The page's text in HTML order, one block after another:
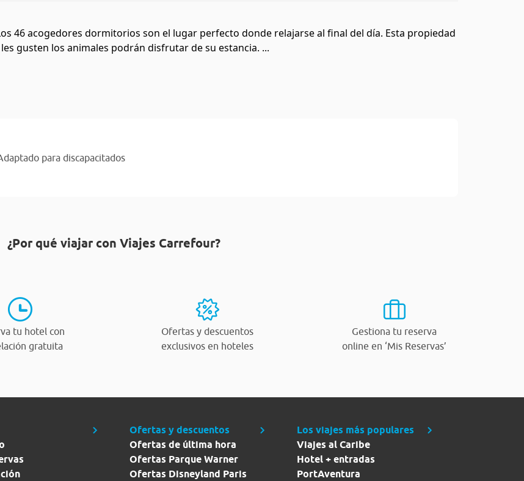
46 acogedores dormitorios son el lugar perfecto donde relajarse al final del día. Esta propiedad
gusten los animales podrán disfrutar de su estancia. ...
para discapacitados
¿Por qué viajar con Viajes Carrefour?
tu hotel con
gratuita
Ofertas y descuentos
exclusivos en hoteles
Gestiona tu reserva
online en ‘Mis Reservas’
Ofertas y descuentos
Ofertas de última hora
Ofertas Parque Warner
Ofertas Disneyland Paris
Los viajes más populares
Viajes al Caribe
Hotel + entradas
PortAventura